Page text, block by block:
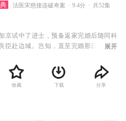
法医宋慈接连破奇案 9.4分 共52集
京试中了进士，预备返家完婚后随同科
臣赴边城。岂知，直至完婚那日，宋慈
载回了父亲的遗体，宋巩一生从事刑狱
未出错，却因一次误判人命功亏一篑，
谢罪，还留下遗书禁止宋门后代涉足刑
展开
收藏 下载 分享